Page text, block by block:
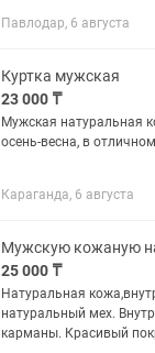
Павлодар, 6 августа
Куртка мужская
23 000 ₸
Мужская натуральная
осень-весна, в
Караганда, 6 августа
25 000 ₸
Натуральная
натуральный мех.
карманы. Красивый